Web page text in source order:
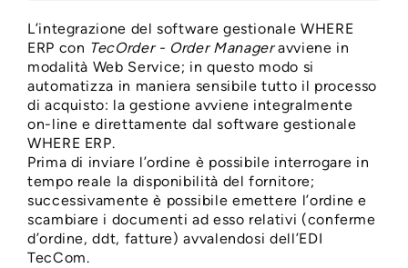
L’integrazione del software gestionale WHERE
ERP con TecOrder - Order Manageravviene in
modalità Web Service; in questo modo si
automatizza in maniera sensibile tutto il processo
di acquisto: la gestione avviene integralmente
on-line e direttamente dal software gestionale
WHERE ERP.
Prima di inviare l’ordine è possibile interrogare in
tempo reale la disponibilità del fornitore;
successivamente è possibile emettere l’ordine e
scambiare i documenti ad esso relativi (conferme
d’ordine, ddt, fatture) avvalendosi dell’EDI
TecCom.